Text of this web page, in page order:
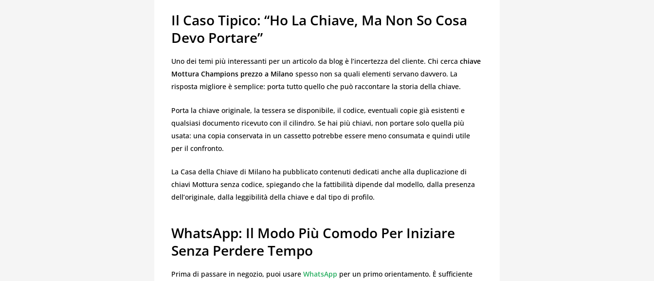
Il Caso Tipico: “Ho La Chiave, Ma Non So Cosa
Devo Portare”
Uno dei temi più interessanti per un articolo da blog è l’incertezza del cliente. Chi cerca chiave
Mottura Champions prezzo a Milano spesso non sa quali elementi servano davvero. La
risposta migliore è semplice: porta tutto quello che può raccontare la storia della chiave.
Porta la chiave originale, la tessera se disponibile, il codice, eventuali copie già esistenti e
qualsiasi documento ricevuto con il cilindro. Se hai più chiavi, non portare solo quella più
usata: una copia conservata in un cassetto potrebbe essere meno consumata e quindi utile
per il confronto.
La Casa della Chiave di Milano ha pubblicato contenuti dedicati anche alla duplicazione di
chiavi Mottura senza codice, spiegando che la fattibilità dipende dal modello, dalla presenza
dell’originale, dalla leggibilità della chiave e dal tipo di profilo.
WhatsApp: Il Modo Più Comodo Per Iniziare
Senza Perdere Tempo
Prima di passare in negozio, puoi usare WhatsApp per un primo orientamento. È sufficiente